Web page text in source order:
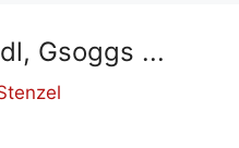
Gsoggs ...